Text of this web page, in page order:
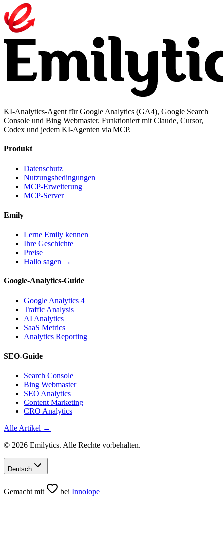
KI-Analytics-Agent für Google Analytics (GA4), Google Search
Console und Bing Webmaster. Funktioniert mit Claude, Cursor,
Codex und jedem KI-Agenten via MCP.
Produkt
Datenschutz
Nutzungsbedingungen
MCP-Erweiterung
MCP-Server
Emily
Lerne Emily kennen
Ihre Geschichte
Preise
Hallo sagen →
Google-Analytics-Guide
Google Analytics 4
Traffic Analysis
AI Analytics
SaaS Metrics
Analytics Reporting
SEO-Guide
Search Console
Bing Webmaster
SEO Analytics
Content Marketing
CRO Analytics
Alle Artikel →
© 2026 Emilytics. Alle Rechte vorbehalten.
Deutsch
Gemacht mit bei Innolope